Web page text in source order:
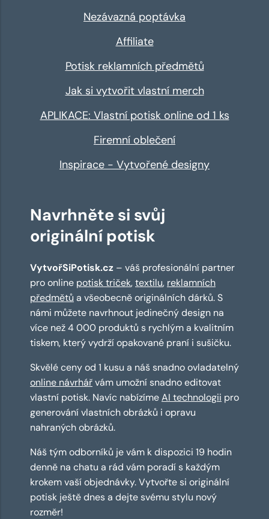
Nezávazná poptávka
Affiliate
Potisk reklamních předmětů
Jak si vytvořit vlastní merch
APLIKACE: Vlastní potisk online od 1 ks
Firemní oblečení
Inspirace - Vytvořené designy
Navrhněte si svůj
originální potisk
VytvořSiPotisk.cz – váš profesionální partner
pro online potisk triček,textilu, reklamních
předmětů a všeobecně originálních dárků. S
námi můžete navrhnout jedinečný design na
více než 4 000 produktů s rychlým a kvalitním
tiskem, který vydrží opakované praní i sušičku.
Skvělé ceny od 1 kusu a náš snadno ovladatelný
online návrhářvám umožní snadno editovat
vlastní potisk. Navíc nabízímeAI technologii pro
generování vlastních obrázků i opravu
nahraných obrázků.
Náš tým odborníků je vám k dispozici 19 hodin
denně na chatu a rád vám poradí s každým
krokem vaší objednávky. Vytvořte si originální
potisk ještě dnes a dejte svému stylu nový
rozměr!